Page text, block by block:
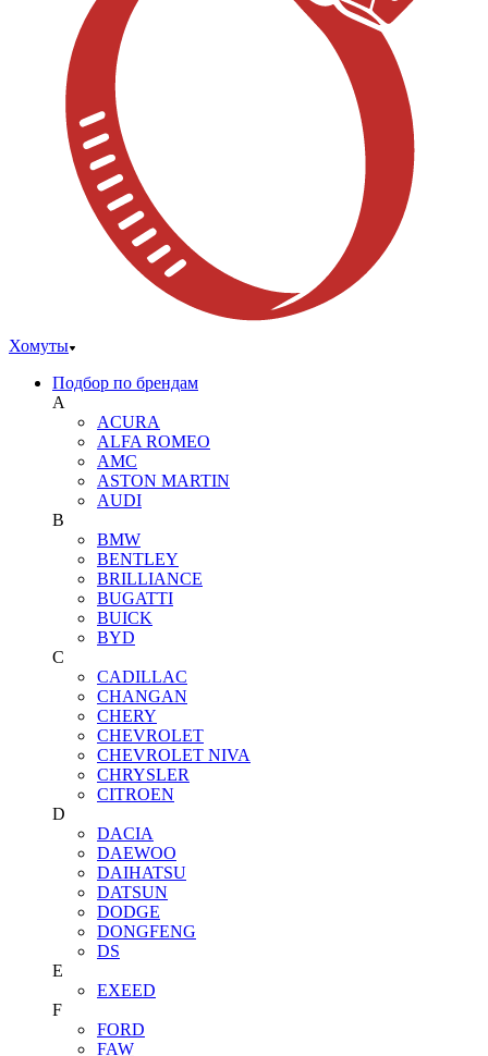
Хомуты
Подбор по брендам
A
ACURA
ALFA ROMEO
AMC
ASTON MARTIN
AUDI
B
BMW
BENTLEY
BRILLIANCE
BUGATTI
BUICK
BYD
C
CADILLAC
CHANGAN
CHERY
CHEVROLET
CHEVROLET NIVA
CHRYSLER
CITROEN
D
DACIA
DAEWOO
DAIHATSU
DATSUN
DODGE
DONGFENG
DS
E
EXEED
F
FORD
FAW